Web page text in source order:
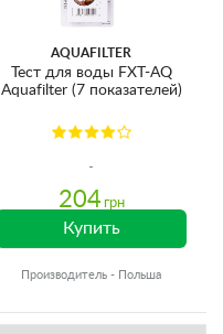
AQUAFILTER
Тест для воды FXT-AQ
Aquafilter (7 показателей)
204 грн
Купить
Производитель - Польша